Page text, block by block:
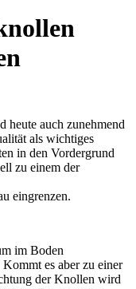
heute auch zunehmend
als wichtiges
in den Vordergrund
zu einem der
eingrenzen.
im Boden
es aber zu einer
der Knollen wird